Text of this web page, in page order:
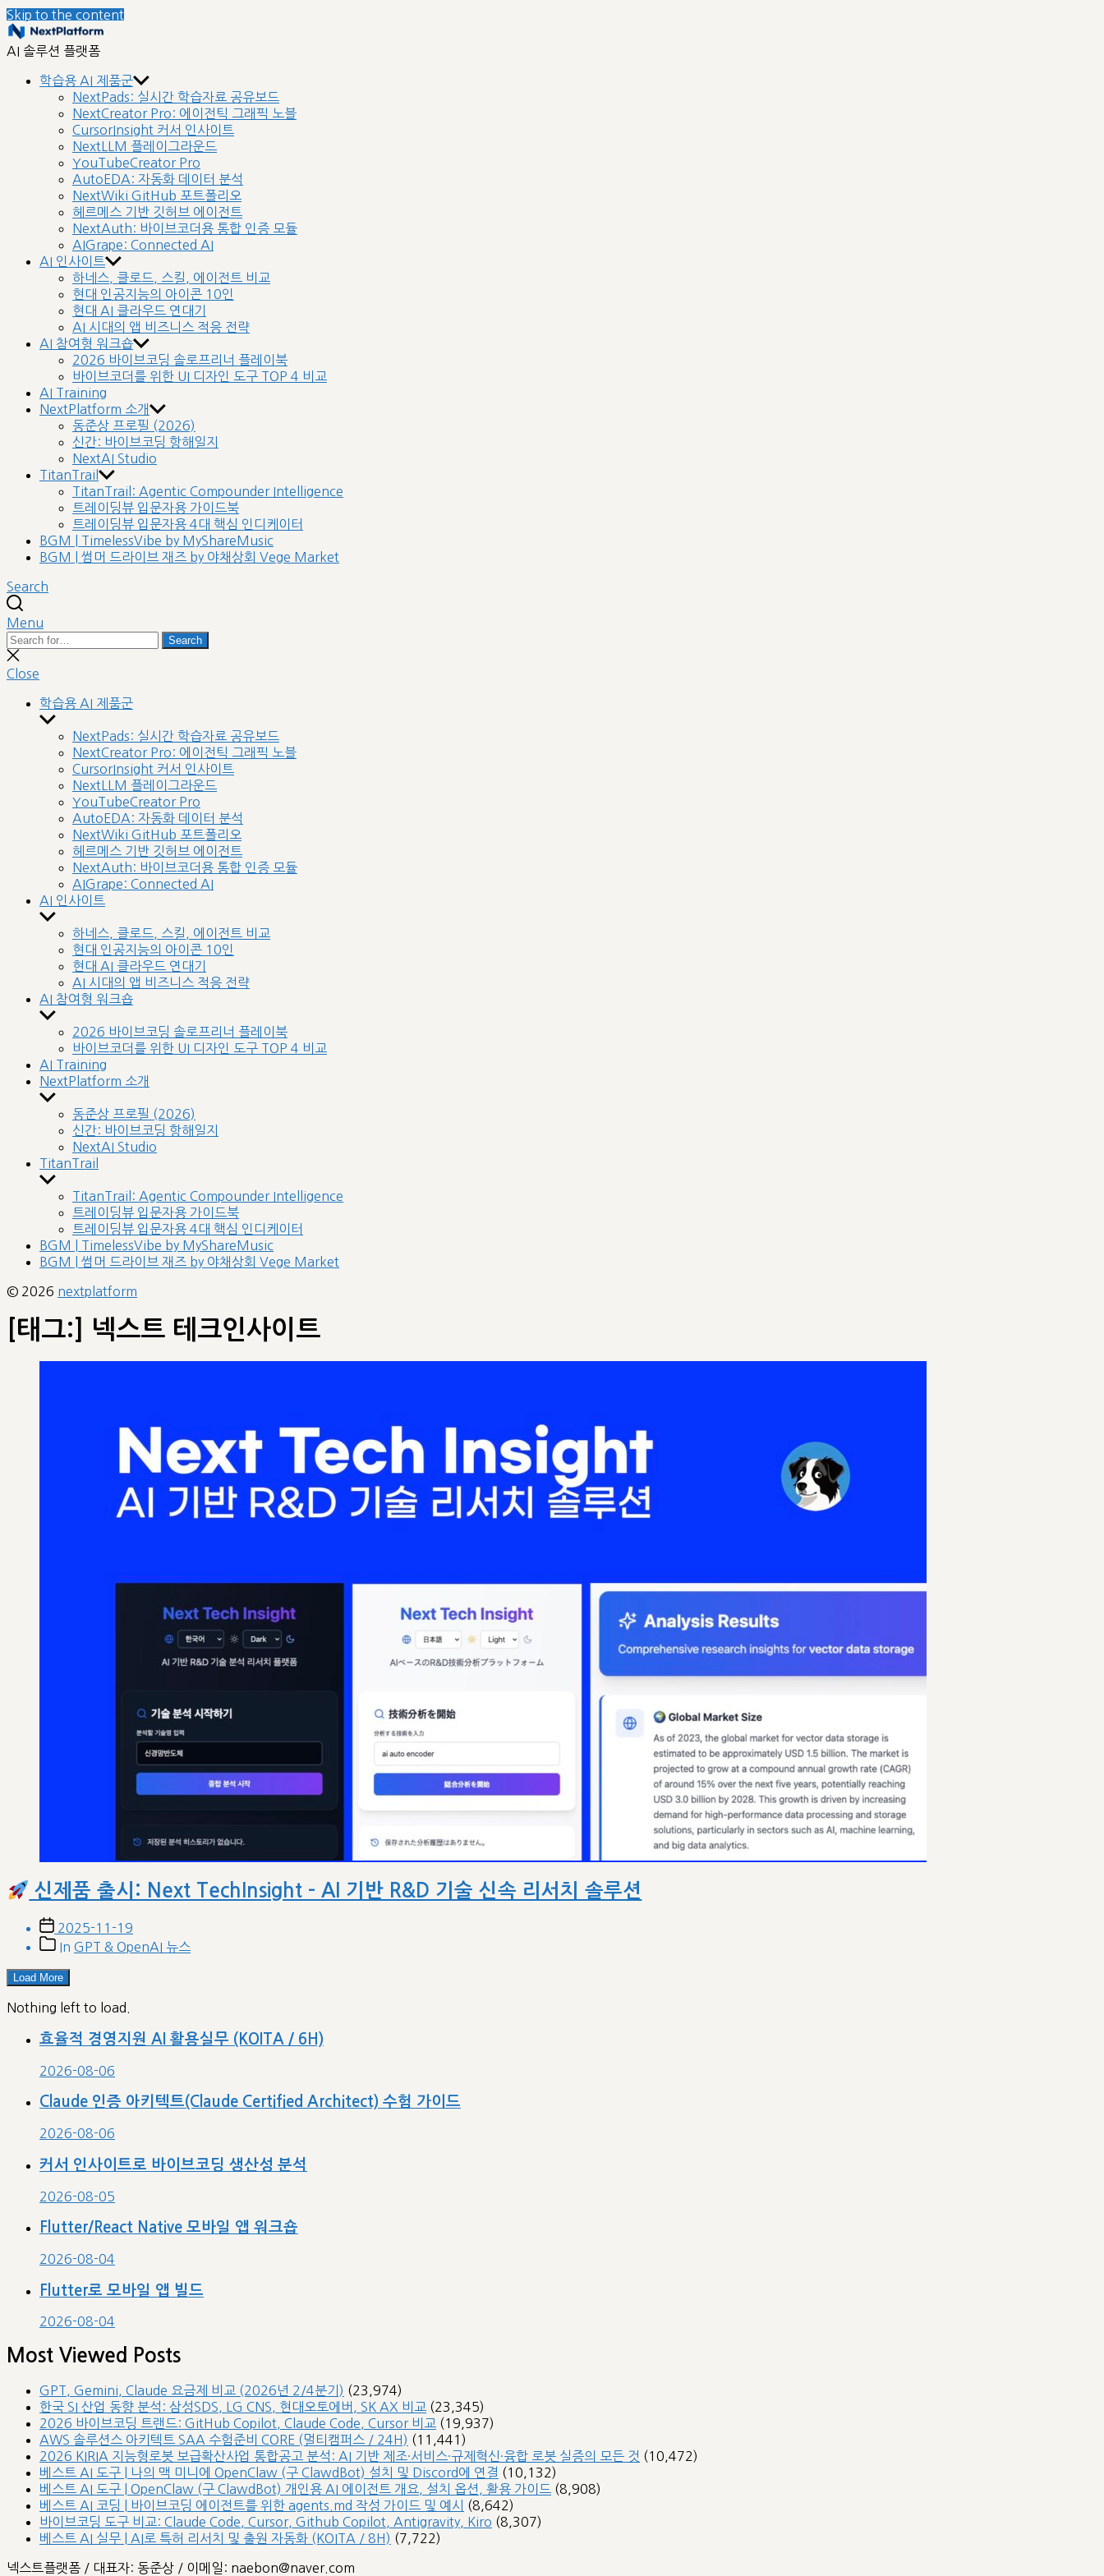
Skip to the content
AI 솔루션 플랫폼
학습용 AI 제품군
NextPads: 실시간 학습자료 공유보드
NextCreator Pro: 에이전틱 그래픽 노블
CursorInsight 커서 인사이트
NextLLM 플레이그라운드
YouTubeCreator Pro
AutoEDA: 자동화 데이터 분석
NextWiki GitHub 포트폴리오
헤르메스 기반 깃허브 에이전트
NextAuth: 바이브코더용 통합 인증 모듈
AIGrape: Connected AI
AI 인사이트
하네스, 클로드, 스킬, 에이전트 비교
현대 인공지능의 아이콘 10인
현대 AI 클라우드 연대기
AI 시대의 앱 비즈니스 적응 전략
AI 참여형 워크숍
2026 바이브코딩 솔로프리너 플레이북
바이브코더를 위한 UI 디자인 도구 TOP 4 비교
AI Training
NextPlatform 소개
동준상 프로필 (2026)
신간: 바이브코딩 항해일지
NextAI Studio
TitanTrail
TitanTrail: Agentic Compounder Intelligence
트레이딩뷰 입문자용 가이드북
트레이딩뷰 입문자용 4대 핵심 인디케이터
BGM | TimelessVibe by MyShareMusic
BGM | 썸머 드라이브 재즈 by 야채상회 Vege Market
Search
Menu
Search
for:
Search
Close
search
Close
학습용 AI 제품군
Show
sub
menu
NextPads: 실시간 학습자료 공유보드
NextCreator Pro: 에이전틱 그래픽 노블
CursorInsight 커서 인사이트
NextLLM 플레이그라운드
YouTubeCreator Pro
AutoEDA: 자동화 데이터 분석
NextWiki GitHub 포트폴리오
헤르메스 기반 깃허브 에이전트
NextAuth: 바이브코더용 통합 인증 모듈
AIGrape: Connected AI
AI 인사이트
Show
sub
menu
하네스, 클로드, 스킬, 에이전트 비교
현대 인공지능의 아이콘 10인
현대 AI 클라우드 연대기
AI 시대의 앱 비즈니스 적응 전략
AI 참여형 워크숍
Show
sub
menu
2026 바이브코딩 솔로프리너 플레이북
바이브코더를 위한 UI 디자인 도구 TOP 4 비교
AI Training
NextPlatform 소개
Show
sub
menu
동준상 프로필 (2026)
신간: 바이브코딩 항해일지
NextAI Studio
TitanTrail
Show
sub
menu
TitanTrail: Agentic Compounder Intelligence
트레이딩뷰 입문자용 가이드북
트레이딩뷰 입문자용 4대 핵심 인디케이터
BGM | TimelessVibe by MyShareMusic
BGM | 썸머 드라이브 재즈 by 야채상회 Vege Market
© 2026 nextplatform
[태그:] 넥스트 테크인사이트
신제품 출시: Next TechInsight – AI 기반 R&D 기술 신속 리서치 솔루션
Post
date
2025-11-19
PostIn GPT & OpenAI 뉴스
Load More
Nothing left to load.
효율적 경영지원 AI 활용실무 (KOITA / 6H)
2026-08-06
Claude 인증 아키텍트(Claude Certified Architect) 수험 가이드
2026-08-06
커서 인사이트로 바이브코딩 생산성 분석
2026-08-05
Flutter/React Native 모바일 앱 워크숍
2026-08-04
Flutter로 모바일 앱 빌드
2026-08-04
Most Viewed Posts
GPT, Gemini, Claude 요금제 비교 (2026년 2/4분기) (23,974)
한국 SI 산업 동향 분석: 삼성SDS, LG CNS, 현대오토에버, SK AX 비교 (23,345)
2026 바이브코딩 트랜드: GitHub Copilot, Claude Code, Cursor 비교 (19,937)
AWS 솔루션스 아키텍트 SAA 수험준비 CORE (멀티캠퍼스 / 24H) (11,441)
2026 KIRIA 지능형로봇 보급확산사업 통합공고 분석: AI 기반 제조·서비스·규제혁신·융합 로봇 실증의 모든 것 (10,472)
베스트 AI 도구 | 나의 맥 미니에 OpenClaw (구 ClawdBot) 설치 및 Discord에 연결 (10,132)
베스트 AI 도구 | OpenClaw (구 ClawdBot) 개인용 AI 에이전트 개요, 설치 옵션, 활용 가이드 (8,908)
베스트 AI 코딩 | 바이브코딩 에이전트를 위한 agents.md 작성 가이드 및 예시
(8,642)
바이브코딩 도구 비교: Claude Code, Cursor, Github Copilot, Antigravity, Kiro (8,307)
베스트 AI 실무 | AI로 특허 리서치 및 출원 자동화 (KOITA / 8H) (7,722)
넥스트플랫폼 / 대표자: 동준상 / 이메일: naebon@naver.com